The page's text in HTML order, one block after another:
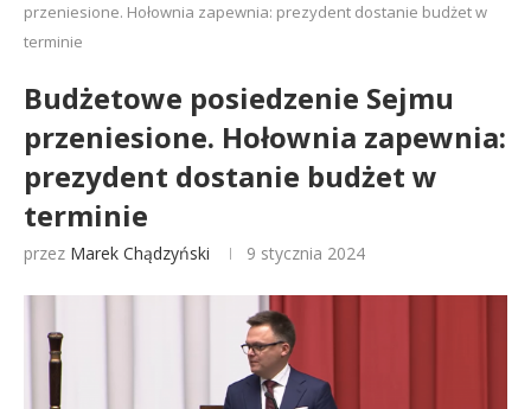
przeniesione. Hołownia zapewnia: prezydent dostanie budżet w
terminie
Budżetowe posiedzenie Sejmu
przeniesione. Hołownia zapewnia:
prezydent dostanie budżet w
terminie
przez Marek Chądzyński 9 stycznia 2024